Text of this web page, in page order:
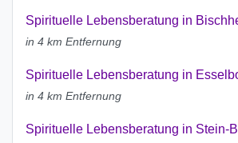
Spirituelle Lebensberatung in
in 4 km Entfernung
Spirituelle Lebensberatung in
in 4 km Entfernung
Spirituelle Lebensberatung in Stein-